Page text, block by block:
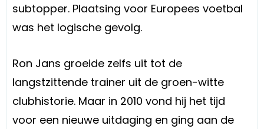
subtopper. Plaatsing voor Europees voetbal
was het logische gevolg.
Ron Jans groeide zelfs uit tot de
langstzittende trainer uit de groen-witte
clubhistorie. Maar in 2010 vond hij het tijd
voor een nieuwe uitdaging en ging aan de